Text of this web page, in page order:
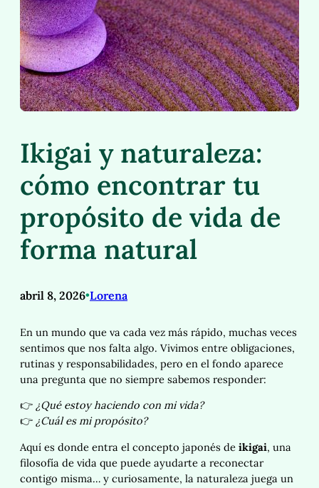
Ikigai y naturaleza:
cómo encontrar tu
propósito de vida de
forma natural
abril 8, 2026•Lorena
En un mundo que va cada vez más rápido, muchas veces
sentimos que nos falta algo. Vivimos entre obligaciones,
rutinas y responsabilidades, pero en el fondo aparece
una pregunta que no siempre sabemos responder:
👉 ¿Qué estoy haciendo con mi vida?
👉 ¿Cuál es mi propósito?
Aquí es donde entra el concepto japonés de ikigai, una
filosofía de vida que puede ayudarte a reconectar
contigo misma… y curiosamente, la naturaleza juega un